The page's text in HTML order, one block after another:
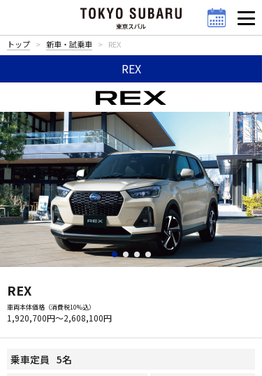
トップ 新車・試乗車 REX
REX
REX
車両本体価格（消費税10%込）
1,920,700円〜2,608,100円
乗車定員 5名